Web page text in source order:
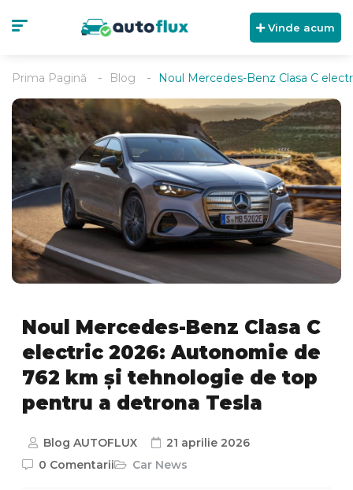
Vinde acum
Prima Pagină Blog Noul Mercedes-Benz Clasa C
Noul Mercedes-Benz Clasa C
electric 2026: Autonomie de
762 km și tehnologie de top
pentru a detrona Tesla
Blog AUTOFLUX
21 aprilie 2026
0 Comentarii
Car News